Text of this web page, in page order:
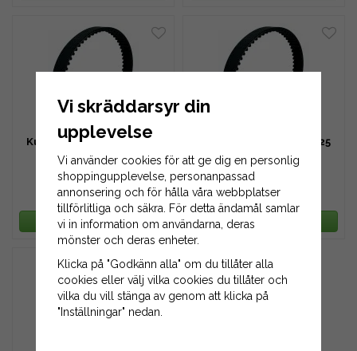
Kuggrem HTD 544-8M-20
340 kr
LÄGG I VARUKORG
Kuggrem HTD 544-8M-25
425 kr
LÄGG I VARUKORG
Vi skräddarsyr din
upplevelse
Vi använder cookies för att ge dig en personlig
shoppingupplevelse, personanpassad
annonsering och för hålla våra webbplatser
tillförlitliga och säkra. För detta ändamål samlar
vi in information om användarna, deras
mönster och deras enheter.
Klicka på "Godkänn alla" om du tillåter alla
cookies eller välj vilka cookies du tillåter och
vilka du vill stänga av genom att klicka på
"Inställningar" nedan.